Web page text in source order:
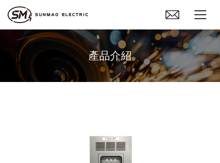
關於上貿
產品介紹
品質認證
產品介紹